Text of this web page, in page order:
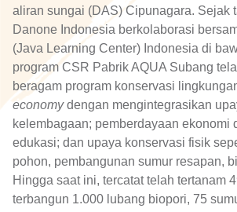
aliran sungai (DAS) Cipunagara. Sejak
Danone Indonesia berkolaborasi
(Java Learning Center) Indonesia di
program CSR Pabrik AQUA Subang
beragam program konservasi
economydengan mengintegrasikan
kelembagaan; pemberdayaan ekonomi
edukasi; dan upaya konservasi fisik
pohon, pembangunan sumur resapan,
Hingga saat ini, tercatat telah tertanam
terbangun 1.000 lubang biopori, 75